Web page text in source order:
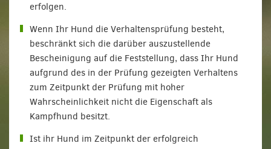
erfolgen.
Wenn Ihr Hund die Verhaltensprüfung besteht,
beschränkt sich die darüber auszustellende
Bescheinigung auf die Feststellung, dass Ihr Hund
aufgrund des in der Prüfung gezeigten Verhaltens
zum Zeitpunkt der Prüfung mit hoher
Wahrscheinlichkeit nicht die Eigenschaft als
Kampfhund besitzt.
Ist ihr Hund im Zeitpunkt der erfolgreich